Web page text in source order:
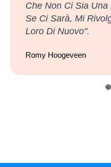
Che Non Ci Sia
Se Ci Sarà, Mi
Loro Di Nuovo".
Romy Hoogeveen